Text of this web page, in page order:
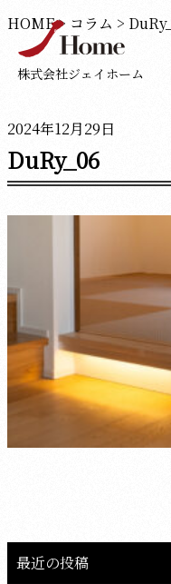
株式会社ジェイホーム
HOME> コラム >
2024年12月29日
DuRy_06
最近の投稿